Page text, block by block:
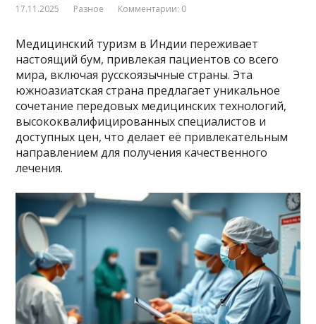
17.11.2025 Разное Комментарии: 0
Медицинский туризм в Индии переживает
настоящий бум, привлекая пациентов со всего
мира, включая русскоязычные страны. Эта
южноазиатская страна предлагает уникальное
сочетание передовых медицинских технологий,
высококвалифицированных специалистов и
доступных цен, что делает её привлекательным
направлением для получения качественного
лечения.